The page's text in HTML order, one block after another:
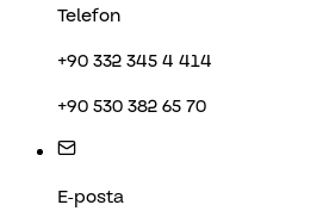
Telefon
+90 332 345 4 414
+90 530 382 65 70
E-posta